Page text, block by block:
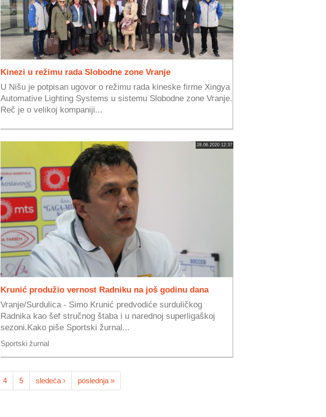
Kinezi u režimu rada Slobodne zone Vranje
U Nišu je potpisan ugovor o režimu rada kineske firme Xingya
Automative Lighting Systems u sistemu Slobodne zone Vranje.
Reč je o velikoj kompaniji...
28.06.2020 12:37
Krunić produžio vernost Radniku na još godinu dana
Vranje/Surdulica - Simo Krunić predvodiće surduličkog
Radnika kao šef stručnog štaba i u narednoj superligaškoj
sezoni.Kako piše Sportski žurnal...
Sportski žurnal
4 5 sledeća › poslednja »